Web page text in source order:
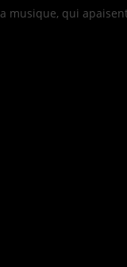
musique, qui